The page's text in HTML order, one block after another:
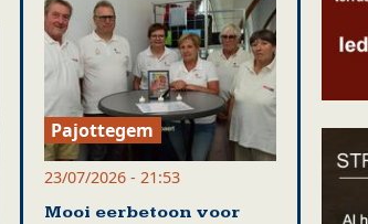
Pajottegem
23/07/2026 - 21:53
Mooi eerbetoon voor